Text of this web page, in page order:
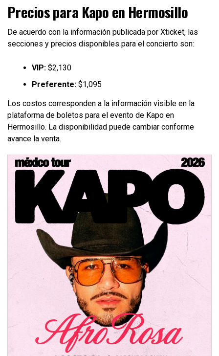
Precios para Kapo en Hermosillo
De acuerdo con la información publicada por Xticket, las
secciones y precios disponibles para el concierto son:
VIP: $2,130
Preferente: $1,095
Los costos corresponden a la información visible en la
plataforma de boletos para el evento de Kapo en
Hermosillo. La disponibilidad puede cambiar conforme
avance la venta.